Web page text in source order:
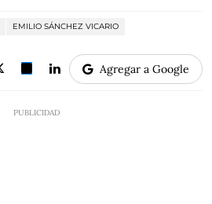
EMILIO SÁNCHEZ VICARIO
Agregar a Google